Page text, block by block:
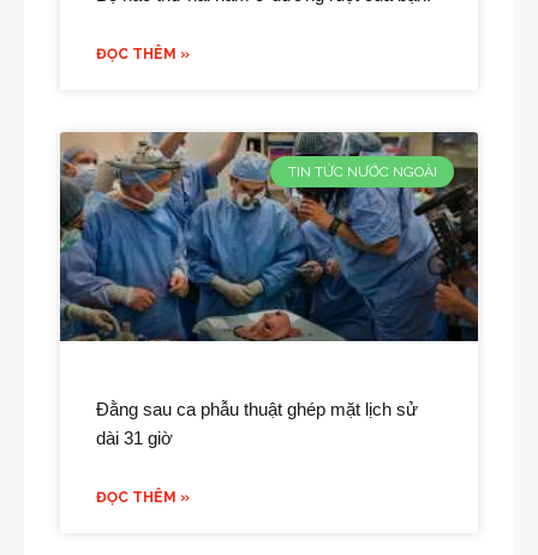
ĐỌC THÊM »
TIN TỨC NƯỚC NGOÀI
Đằng sau ca phẫu thuật ghép mặt lịch sử
dài 31 giờ
ĐỌC THÊM »